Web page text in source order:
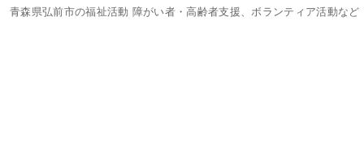
青森県弘前市の福祉活動 障がい者・高齢者支援、ボランティア活動など